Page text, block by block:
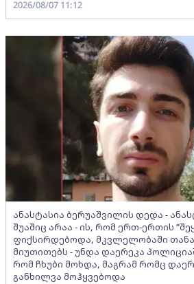
2026/08/07 11:12
ანასტასია ბერუაშვილის დედა -
შუაშიც არაა - ის, რომ ერთ-ერთის
ფიქსირდებოდა, მკვლელობაში
მიუთითებს - უნდა დაერეკა
რომ ჩხუბი მოხდა, მაგრამ რომც
განხილვა მოჰყვებოდა